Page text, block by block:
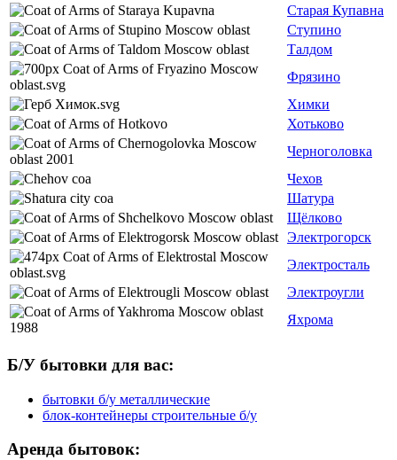
Старая Купавна
Ступино
Талдом
Фрязино
Химки
Хотьково
Черноголовка
Чехов
Шатура
Щёлково
Электрогорск
Электросталь
Электроугли
Яхрома
Б/У бытовки для вас:
бытовки б/у металлические
блок-контейнеры строительные б/у
Аренда бытовок: